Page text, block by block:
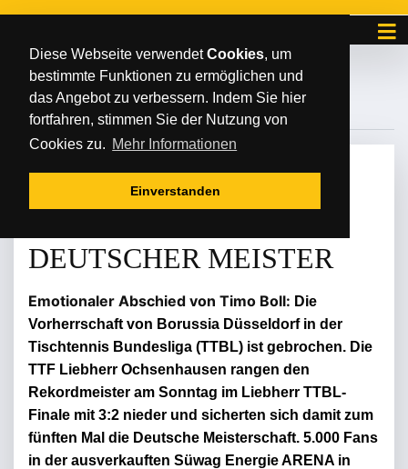
Diese Webseite verwendetCookies, um
bestimmte Funktionen zu ermöglichen und
das Angebot zu verbessern. Indem Sie hier
fortfahren, stimmen Sie der Nutzung von
Cookies zu. Mehr Informationen
Einverstanden
#TIMOBOLL
Juni 2025
DEUTSCHER MEISTER
Emotionaler Abschied von Timo Boll: Die
Vorherrschaft von Borussia Düsseldorf in der
Tischtennis Bundesliga (TTBL) ist gebrochen. Die
TTF Liebherr Ochsenhausen rangen den
Rekordmeister am Sonntag im Liebherr TTBL-
Finale mit 3:2 nieder und sicherten sich damit zum
fünften Mal die Deutsche Meisterschaft. 5.000 Fans
in der ausverkauften Süwag Energie ARENA in